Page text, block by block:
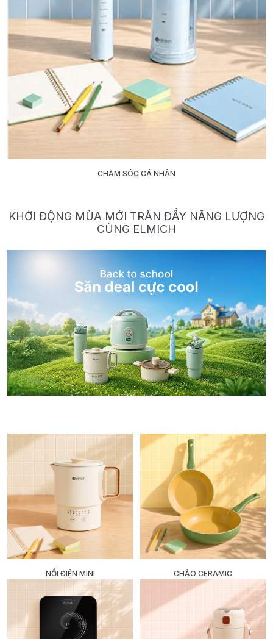
CHĂM SÓC CÁ NHÂN
KHỞI ĐỘNG MÙA MỚI TRÀN ĐẦY NĂNG LƯỢNG
CÙNG ELMICH
NỒI ĐIỆN MINI CHẢO CERAMIC